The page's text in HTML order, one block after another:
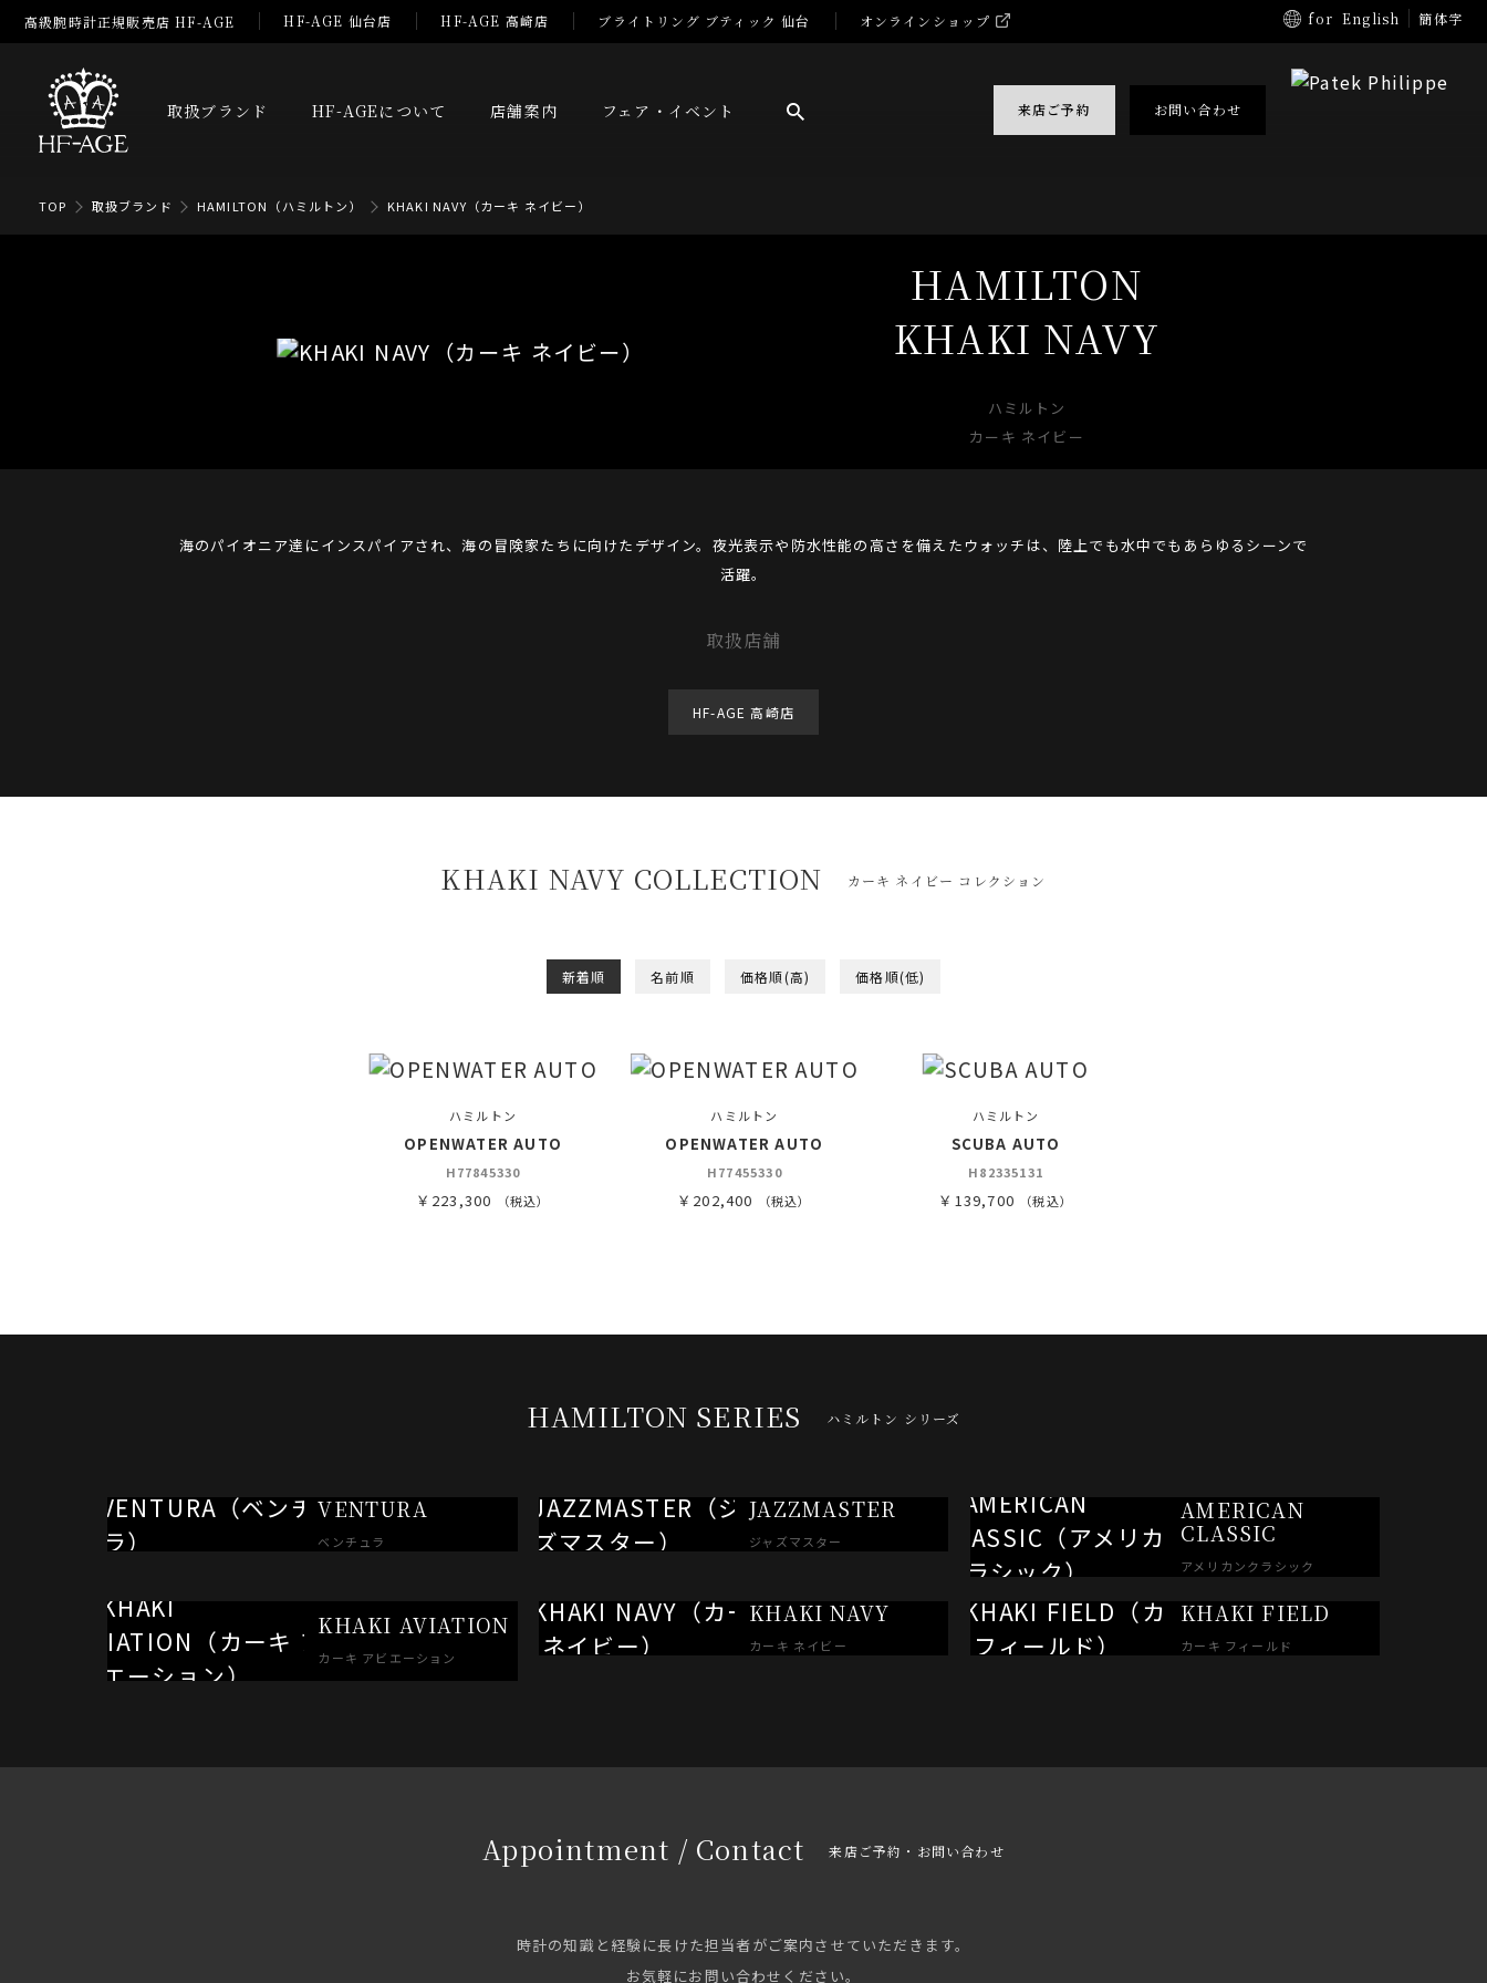
高級腕時計正規販売店 HF-AGE HF-AGE 仙台店 HF-AGE 高崎店 ブライトリング ブティック 仙台 オンラインショップ for English 簡体字
取扱ブランド HF-AGEについて 店舗案内 フェア・イベント 来店ご予約 お問い合わせ
TOP 取扱ブランド HAMILTON（ハミルトン） KHAKI NAVY（カーキ ネイビー）
HAMILTON
KHAKI NAVY
ハミルトン
カーキ ネイビー
海のパイオニア達にインスパイアされ、海の冒険家たちに向けたデザイン。夜光表示や防水性能の高さを備えたウォッチは、陸上でも水中でもあらゆるシーンで
活躍。
取扱店舗
HF-AGE 高崎店
KHAKI NAVY COLLECTION カーキ ネイビー コレクション
新着順 名前順 価格順(高) 価格順(低)
ハミルトン
OPENWATER AUTO
H77845330
￥223,300 （税込）
ハミルトン
OPENWATER AUTO
H77455330
￥202,400 （税込）
ハミルトン
SCUBA AUTO
H82335131
￥139,700 （税込）
HAMILTON SERIES ハミルトン シリーズ
VENTURA
ベンチュラ
JAZZMASTER
ジャズマスター
AMERICAN
CLASSIC
アメリカンクラシック
KHAKI AVIATION
カーキ アビエーション
KHAKI NAVY
カーキ ネイビー
KHAKI FIELD
カーキ フィールド
Appointment / Contact 来店ご予約・お問い合わせ
時計の知識と経験に長けた担当者がご案内させていただきます。
お気軽にお問い合わせください。